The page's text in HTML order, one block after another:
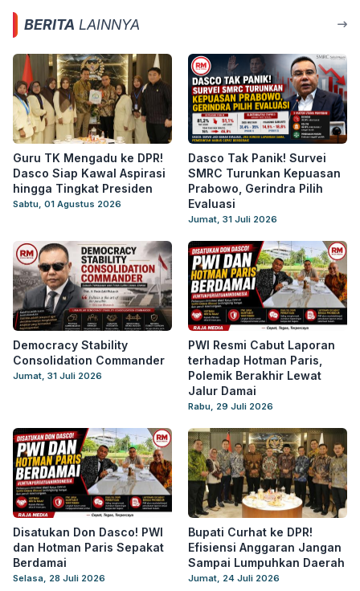
BERITA LAINNYA
Guru TK Mengadu ke DPR!
Dasco Siap Kawal Aspirasi
hingga Tingkat Presiden
Sabtu, 01 Agustus 2026
Dasco Tak Panik! Survei
SMRC Turunkan Kepuasan
Prabowo, Gerindra Pilih
Evaluasi
Jumat, 31 Juli 2026
Democracy Stability
Consolidation Commander
Jumat, 31 Juli 2026
PWI Resmi Cabut Laporan
terhadap Hotman Paris,
Polemik Berakhir Lewat
Jalur Damai
Rabu, 29 Juli 2026
Disatukan Don Dasco! PWI
dan Hotman Paris Sepakat
Berdamai
Selasa, 28 Juli 2026
Bupati Curhat ke DPR!
Efisiensi Anggaran Jangan
Sampai Lumpuhkan Daerah
Jumat, 24 Juli 2026